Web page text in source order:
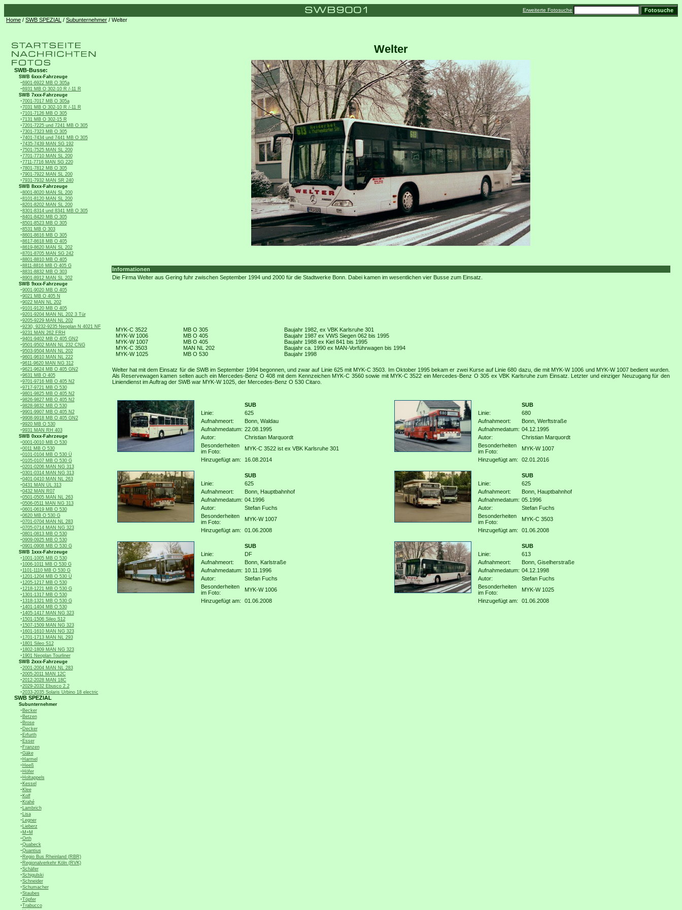
Erweiterte Fotosuche
Home / SWB SPEZIAL / Subunternehmer / Welter
SWB-Busse:
SWB 6xxx-Fahrzeuge
-6901-6922 MB O 305a
-6931 MB O 302-10 R /-11 R
SWB 7xxx-Fahrzeuge
-7001-7017 MB O 305a
-7031 MB O 302-10 R /-11 R
-7101-7126 MB O 305
-7131 MB O 302-15 R
-7201-7225 und 7241 MB O 305
-7301-7323 MB O 305
-7401-7434 und 7441 MB O 305
-7435-7439 MAN SG 192
-7501-7525 MAN SL 200
-7701-7710 MAN SL 200
-7711-7716 MAN SG 220
-7801-7812 MB O 305
-7901-7922 MAN SL 200
-7931-7932 MAN SR 240
SWB 8xxx-Fahrzeuge
-8001-8020 MAN SL 200
-8101-8120 MAN SL 200
-8201-8202 MAN SL 200
-8301-8314 und 8341 MB O 305
-8401-8420 MB O 305
-8501-8523 MB O 305
-8531 MB O 303
-8601-8616 MB O 305
-8617-8618 MB O 405
-8619-8620 MAN SL 202
-8701-8705 MAN SG 242
-8801-8810 MB O 405
-8811-8816 MB O 405 G
-8831-8832 MB O 303
-8901-8912 MAN SL 202
SWB 9xxx-Fahrzeuge
-9001-9020 MB O 405
-9021 MB O 405 N
-9022 MAN NL 202
-9101-9120 MB O 405
-9201-9204 MAN NL 202 3 Tür
-9205-9229 MAN NL 202
-9230, 9232-9235 Neoplan N 4021 NF
-9231 MAN 262 FRH
-9401-9402 MB O 405 GN2
-9501-9502 MAN NL 232 CNG
-9503-9504 MAN NL 202
-9601-9610 MAN NL 222
-9611-9620 MAN NG 312
-9621-9624 MB O 405 GN2
-9631 MB O 405
-9701-9716 MB O 405 N2
-9717-9721 MB O 530
-9801-9825 MB O 405 N2
-9826-9827 MB O 405 N2
-9828-9832 MB O 530
-9901-9907 MB O 405 N2
-9908-9918 MB O 405 GN2
-9920 MB O 530
-9931 MAN RH 403
SWB 0xxx-Fahrzeuge
-0001-0010 MB O 530
-0011 MB O 530
-0101-0104 MB O 530 Ü
-0105-0107 MB O 530 G
-0201-0206 MAN NG 313
-0301-0314 MAN NG 313
-0401-0410 MAN NL 263
-0431 MAN ÜL 313
-0432 MAN R07
-0501-0505 MAN NL 263
-0506-0511 MAN NG 313
-0601-0619 MB O 530
-0620 MB O 530 G
-0701-0704 MAN NL 283
-0705-0714 MAN NG 323
-0801-0813 MB O 530
-0909-0925 MB O 530
-0901-0908 MB O 530 G
SWB 1xxx-Fahrzeuge
-1001-1005 MB O 530
-1006-1011 MB O 530 G
-1101-1110 MB O 530 G
-1201-1204 MB O 530 Ü
-1205-1217 MB O 530
-1218-1221 MB O 530 G
-1301-1317 MB O 530
-1318-1321 MB O 530 G
-1401-1404 MB O 530
-1405-1417 MAN NG 323
-1501-1506 Sileo S12
-1507-1509 MAN NG 323
-1601-1610 MAN NG 323
-1701-1713 MAN NL 293
-1801 Sileo S12
-1802-1809 MAN NG 323
-1901 Neoplan Tourliner
SWB 2xxx-Fahrzeuge
-2001-2004 MAN NL 283
-2005-2011 MAN 12C
-2012-2028 MAN 18C
-2029-2032 Ebusco 2.2
-2033-2035 Solaris Urbino 18 electric
SWB SPEZIAL
Subunternehmer
-Becker
-Betzen
-Brose
-Decker
-Erfurth
-Esser
-Franzen
-Gäke
-Harmel
-Heeß
-Höfer
-Holtappels
-Kessel
-Klee
-Kolf
-Krahé
-Lambrich
-Lisa
-Legner
-Lieberz
-M+M
-Orth
-Quabeck
-Quantius
-Regio Bus Rheinland (RBR)
-Regionalverkehr Köln (RVK)
-Schäfer
-Schigulski
-Schneider
-Schumacher
-Staubes
-Töpfer
-Trabucco
Welter
Informationen
Die Firma Welter aus Gering fuhr zwischen September 1994 und 2000 für die Stadtwerke Bonn. Dabei kamen im wesentlichen vier Busse zum Einsatz.
MYK-C 3522
MYK-W 1006
MYK-W 1007
MYK-C 3503
MYK-W 1025
MB O 305
MB O 405
MB O 405
MAN NL 202
MB O 530
Baujahr 1982, ex VBK Karlsruhe 301
Baujahr 1987 ex VWS Siegen 062 bis 1995
Baujahr 1988 ex Kiel 841 bis 1995
Baujahr ca. 1990 ex MAN-Vorführwagen bis 1994
Baujahr 1998
Welter hat mit dem Einsatz für die SWB im September 1994 begonnen, und zwar auf Linie 625 mit MYK-C 3503. Im Oktober 1995 bekam er zwei Kurse auf Linie 680 dazu, die mit MYK-W 1006 und MYK-W 1007 bedient wurden.
Als Reservewagen kamen selten auch ein Mercedes-Benz O 408 mit dem Kennzeichen MYK-C 3560 sowie mit MYK-C 3522 ein Mercedes-Benz O 305 ex VBK Karlsruhe zum Einsatz. Letzter und einziger Neuzugang für den
Liniendienst im Auftrag der SWB war MYK-W 1025, der Mercedes-Benz O 530 Citaro.
SUB
Linie:
625
Aufnahmeort:
Bonn, Waldau
Aufnahmedatum: 22.08.1995
Autor:
Christian Marquordt
Besonderheiten
im Foto:
MYK-C 3522 ist ex VBK Karlsruhe 301
Hinzugefügt am:
16.08.2014
SUB
Linie:
680
Aufnahmeort:
Bonn, Werftstraße
Aufnahmedatum: 04.12.1995
Autor:
Christian Marquordt
Besonderheiten
im Foto:
MYK-W 1007
Hinzugefügt am:
02.01.2016
SUB
Linie:
625
Aufnahmeort:
Bonn, Hauptbahnhof
Aufnahmedatum: 04.1996
Autor:
Stefan Fuchs
Besonderheiten
im Foto:
MYK-W 1007
Hinzugefügt am:
01.06.2008
SUB
Linie:
625
Aufnahmeort:
Bonn, Hauptbahnhof
Aufnahmedatum: 05.1996
Autor:
Stefan Fuchs
Besonderheiten
im Foto:
MYK-C 3503
Hinzugefügt am:
01.06.2008
SUB
Linie:
DF
Aufnahmeort:
Bonn, Karlstraße
Aufnahmedatum: 10.11.1996
Autor:
Stefan Fuchs
Besonderheiten
im Foto:
MYK-W 1006
Hinzugefügt am:
01.06.2008
SUB
Linie:
613
Aufnahmeort:
Bonn, Giselherstraße
Aufnahmedatum: 04.12.1998
Autor:
Stefan Fuchs
Besonderheiten
im Foto:
MYK-W 1025
Hinzugefügt am:
01.06.2008